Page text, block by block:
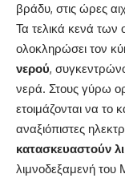
βράδυ, στις ώρες
Τα τελικά κενά των
ολοκληρώσει τον
νερού,
νερά. Στους γύρω
ετοιμάζονται να το
αναξιόπιστες
κατασκευαστούν
λιμνοδεξαμενή του